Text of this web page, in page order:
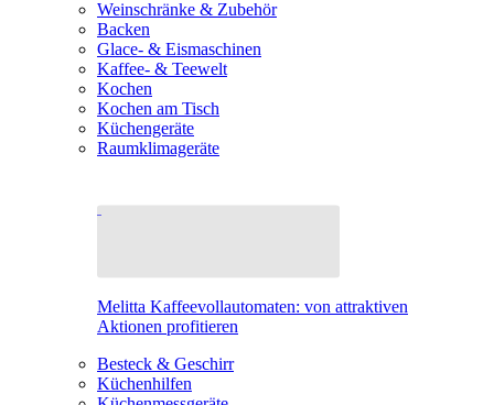
Weinschränke & Zubehör
Backen
Glace- & Eismaschinen
Kaffee- & Teewelt
Kochen
Kochen am Tisch
Küchengeräte
Raumklimageräte
Melitta Kaffeevollautomaten: von attraktiven
Aktionen profitieren
Besteck & Geschirr
Küchenhilfen